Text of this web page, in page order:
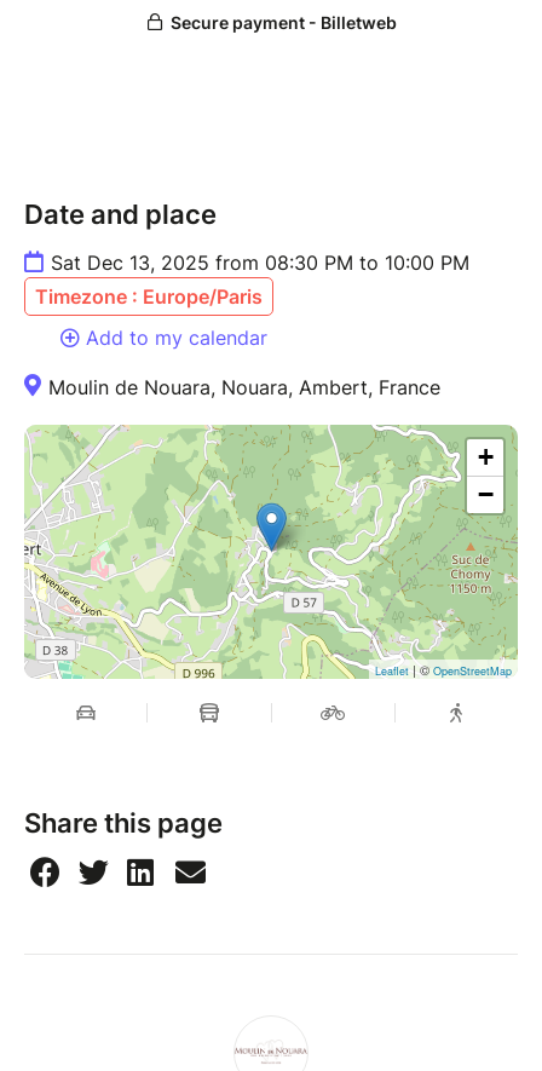
Date and place
Sat Dec 13, 2025 from 08:30 PM to 10:00 PM
Timezone : Europe/Paris
Add to my calendar
Moulin de Nouara, Nouara, Ambert, France
+
−
Leaflet| ©OpenStreetMap
Share this page